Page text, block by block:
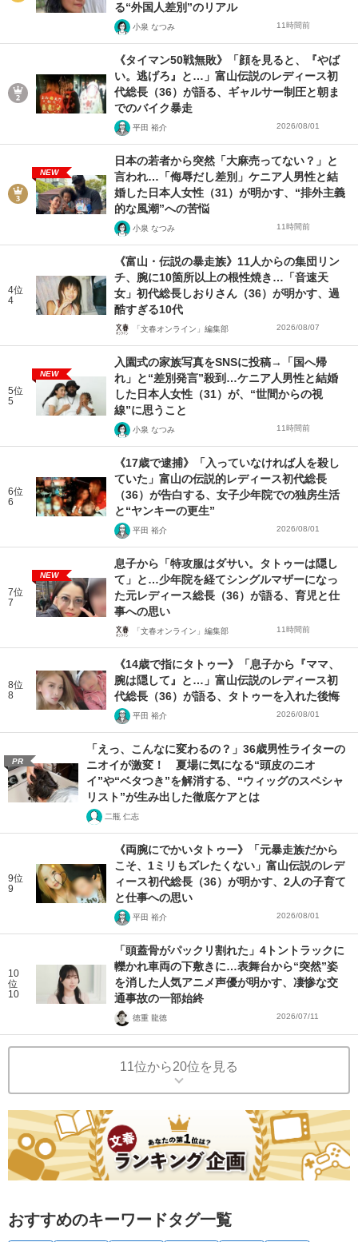
る“外国人差別”のリアル
小泉 なつみ 11時間前
《タイマン50戦無敗》「顔を見ると、『やば
い。逃げろ』と…」富山伝説のレディース初
代総長（36）が語る、ギャルサー制圧と朝ま
でのバイク暴走
平田 裕介 2026/08/01
NEW
日本の若者から突然「大麻売ってない？」と
言われ…「侮辱だし差別」ケニア人男性と結
婚した日本人女性（31）が明かす、“排外主義
的な風潮”への苦悩
小泉 なつみ 11時間前
4位
4
《富山・伝説の暴走族》11人からの集団リン
チ、腕に10箇所以上の根性焼き…「音速天
女」初代総長しおりさん（36）が明かす、過
酷すぎる10代
「文春オンライン」編集部 2026/08/07
5位
5
NEW
入園式の家族写真をSNSに投稿→「国へ帰
れ」と“差別発言”殺到…ケニア人男性と結婚
した日本人女性（31）が、“世間からの視
線”に思うこと
小泉 なつみ 11時間前
6位
6
《17歳で逮捕》「入っていなければ人を殺し
ていた」富山の伝説的レディース初代総長
（36）が告白する、女子少年院での独房生活
と“ヤンキーの更生”
平田 裕介 2026/08/01
7位
7
NEW
息子から「特攻服はダサい。タトゥーは隠し
て」と…少年院を経てシングルマザーになっ
た元レディース総長（36）が語る、育児と仕
事への思い
「文春オンライン」編集部 11時間前
8位
8
《14歳で指にタトゥー》「息子から『ママ、
腕は隠して』と…」富山伝説のレディース初
代総長（36）が語る、タトゥーを入れた後悔
平田 裕介 2026/08/01
PR
「えっ、こんなに変わるの？」36歳男性ライターの
ニオイが激変！ 夏場に気になる“頭皮のニオ
イ”や“ベタつき”を解消する、“ウィッグのスペシャ
リスト”が生み出した徹底ケアとは
二瓶 仁志
9位
9
《両腕にでかいタトゥー》「元暴走族だから
こそ、1ミリもズレたくない」富山伝説のレデ
ィース初代総長（36）が明かす、2人の子育て
と仕事への思い
平田 裕介 2026/08/01
10
位
10
「頭蓋骨がパックリ割れた」4トントラックに
轢かれ車両の下敷きに…表舞台から“突然”姿
を消した人気アニメ声優が明かす、凄惨な交
通事故の一部始終
徳重 龍徳 2026/07/11
11位から20位を見る
おすすめのキーワードタグ一覧